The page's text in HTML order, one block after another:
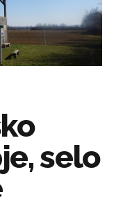
selo